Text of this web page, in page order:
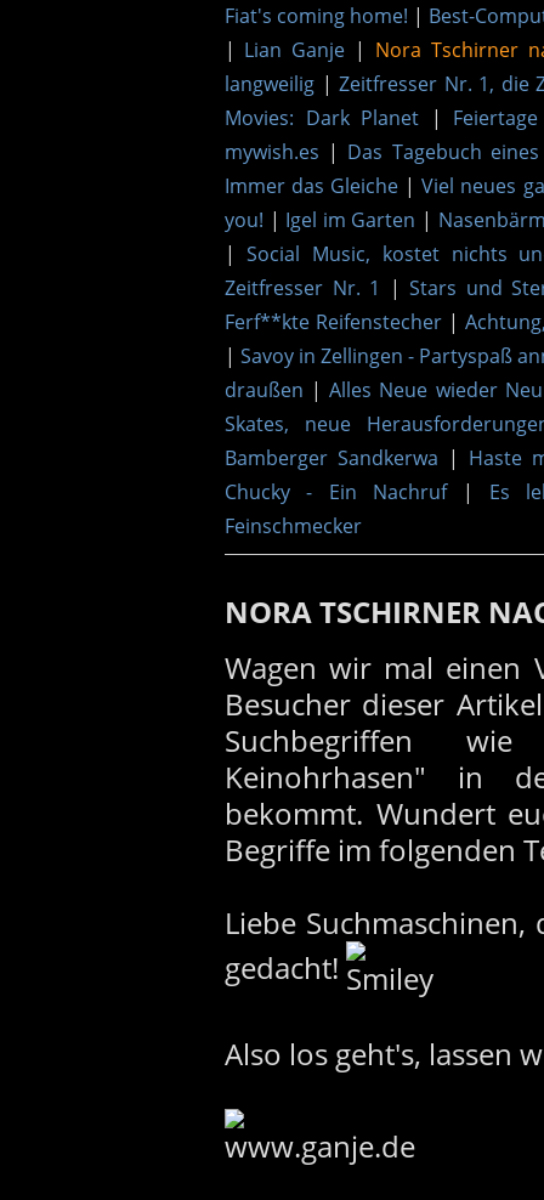
Fiat's coming home! | Best-
| Lian Ganje | Nora Tschirner
langweilig | Zeitfresser Nr. 1, die
Movies: Dark Planet |
mywish.es | Das Tagebuch
Immer das Gleiche | Viel neues
you! | Igel im Garten |
| Social Music, kostet nichts
Zeitfresser Nr. 1
| Stars und
Ferf**kte Reifenstecher |
| Savoy in Zellingen - Partyspaß
draußen | Alles Neue wieder Neu
Skates, neue
Bamberger Sandkerwa | Haste
Chucky - Ein Nachruf| Es
Feinschmecker
NORA TSCHIRNER
Wagen wir mal einen
Besucher dieser
Suchbegriffen
Keinohrhasen" in
bekommt. Wundert
Begriffe im folgenden
Liebe
gedacht!
Also los geht's, lassen